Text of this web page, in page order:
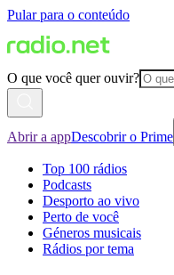
Pular para o conteúdo
O que você quer ouvir?
Abrir a appDescobrir o Prime
Top 100 rádios
Podcasts
Desporto ao vivo
Perto de você
Géneros musicais
Rádios por tema